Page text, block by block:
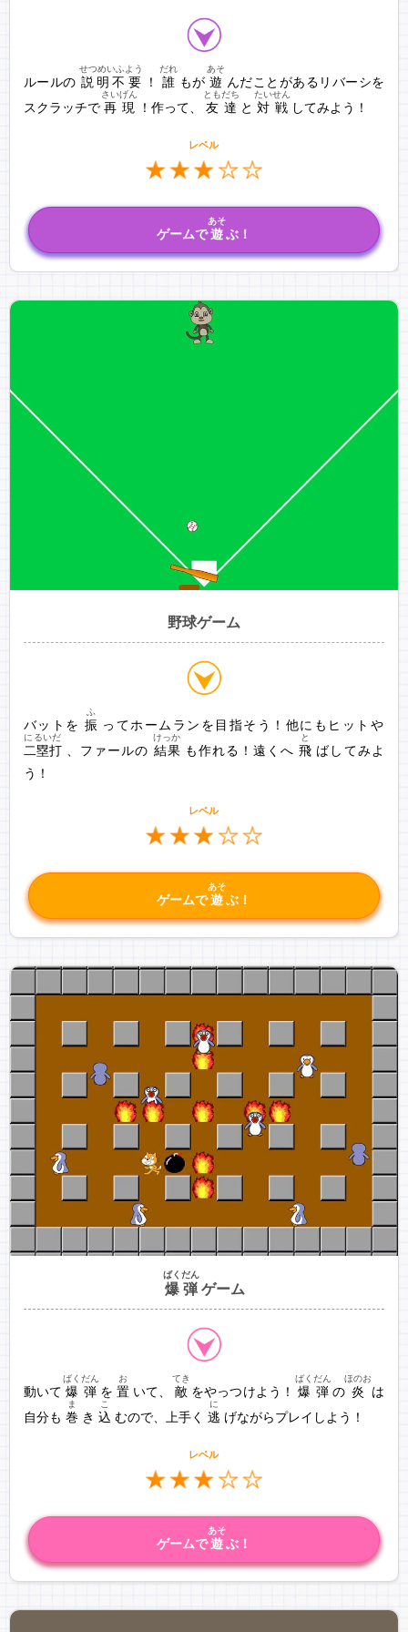
ルールの 説明不要
せつめいふよう
！ 誰
だれ
もが 遊
あそ
んだことがあるリバーシを
スクラッチで 再現
さいげん
！作って、 友達
ともだち
と 対戦
たいせん
してみよう！
レベル
ゲームで遊
あそ
ぶ！
野球ゲーム
バットを 振
ふ
二塁打
にるいだ
、ファールの 結果
けっか
も作れる！遠くへ 飛
と
ばしてみよ
う！
レベル
ゲームで遊
あそ
ぶ！
爆弾
ばくだん
ゲーム
動いて 爆弾
ばくだん
を 置
お
いて、 敵
てき
をやっつけよう！ 爆弾
ばくだん
の 炎
ほのお
は
自分も 巻
ま
き 込
こ
むので、上手く 逃
に
げながらプレイしよう！
レベル
ゲームで遊
あそ
ぶ！